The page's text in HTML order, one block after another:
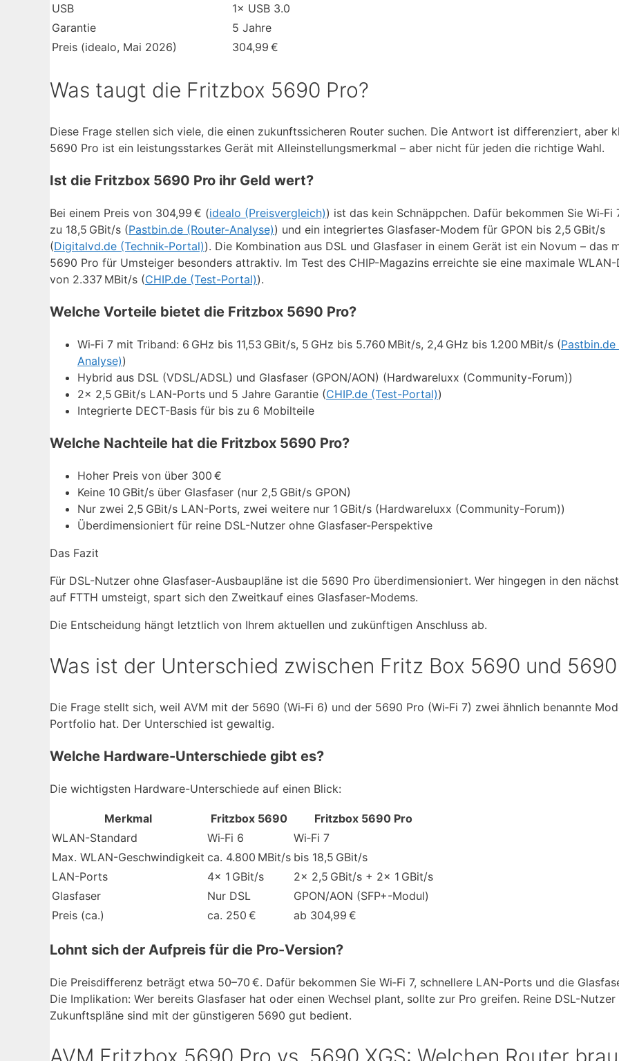
USB
1× USB 3.0
Garantie
5 Jahre
Preis (idealo, Mai 2026)
304,99 €
Was taugt die Fritzbox 5690 Pro?
Diese Frage stellen sich viele, die einen zukunftssicheren Router suchen. Die Antwort ist differenziert, aber
5690 Pro ist ein leistungsstarkes Gerät mit Alleinstellungsmerkmal – aber nicht für jeden die richtige Wahl.
Ist die Fritzbox 5690 Pro ihr Geld wert?
Bei einem Preis von 304,99 € (idealo (Preisvergleich)) ist das kein Schnäppchen. Dafür bekommen Sie Wi‑Fi
zu 18,5 GBit/s (Pastbin.de (Router-Analyse)) und ein integriertes Glasfaser-Modem für GPON bis 2,5 GBit/s
(Digitalvd.de (Technik-Portal)). Die Kombination aus DSL und Glasfaser in einem Gerät ist ein Novum – das
5690 Pro für Umsteiger besonders attraktiv. Im Test des CHIP-Magazins erreichte sie eine maximale
von 2.337 MBit/s (CHIP.de (Test-Portal)).
Welche Vorteile bietet die Fritzbox 5690 Pro?
Wi‑Fi 7 mit Triband: 6 GHz bis 11,53 GBit/s, 5 GHz bis 5.760 MBit/s, 2,4 GHz bis 1.200 MBit/s (
Analyse))
Hybrid aus DSL (VDSL/ADSL) und Glasfaser (GPON/AON) (Hardwareluxx (Community-Forum))
2× 2,5 GBit/s LAN-Ports und 5 Jahre Garantie (CHIP.de (Test-Portal))
Integrierte DECT-Basis für bis zu 6 Mobilteile
Welche Nachteile hat die Fritzbox 5690 Pro?
Hoher Preis von über 300 €
Keine 10 GBit/s über Glasfaser (nur 2,5 GBit/s GPON)
Nur zwei 2,5 GBit/s LAN-Ports, zwei weitere nur 1 GBit/s (Hardwareluxx (Community-Forum))
Überdimensioniert für reine DSL-Nutzer ohne Glasfaser-Perspektive
Das Fazit
Für DSL-Nutzer ohne Glasfaser-Ausbaupläne ist die 5690 Pro überdimensioniert. Wer hingegen in den
auf FTTH umsteigt, spart sich den Zweitkauf eines Glasfaser-Modems.
Die Entscheidung hängt letztlich von Ihrem aktuellen und zukünftigen Anschluss ab.
Was ist der Unterschied zwischen Fritz Box 5690 und 5690
Die Frage stellt sich, weil AVM mit der 5690 (Wi‑Fi 6) und der 5690 Pro (Wi‑Fi 7) zwei ähnlich benannte
Portfolio hat. Der Unterschied ist gewaltig.
Welche Hardware-Unterschiede gibt es?
Die wichtigsten Hardware-Unterschiede auf einen Blick:
Merkmal Fritzbox 5690
Fritzbox 5690 Pro
WLAN-Standard
Wi‑Fi 6
Wi‑Fi 7
Max. WLAN-Geschwindigkeit ca. 4.800 MBit/s bis 18,5 GBit/s
LAN-Ports
4× 1 GBit/s
2× 2,5 GBit/s + 2× 1 GBit/s
Glasfaser
Nur DSL
GPON/AON (SFP+-Modul)
Preis (ca.)
ca. 250 € ab 304,99 €
Lohnt sich der Aufpreis für die Pro-Version?
Die Preisdifferenz beträgt etwa 50–70 €. Dafür bekommen Sie Wi‑Fi 7, schnellere LAN-Ports und die
Die Implikation: Wer bereits Glasfaser hat oder einen Wechsel plant, sollte zur Pro greifen. Reine DSL-Nutzer
Zukunftspläne sind mit der günstigeren 5690 gut bedient.
AVM Fritzbox 5690 Pro vs. 5690 XGS: Welchen Router